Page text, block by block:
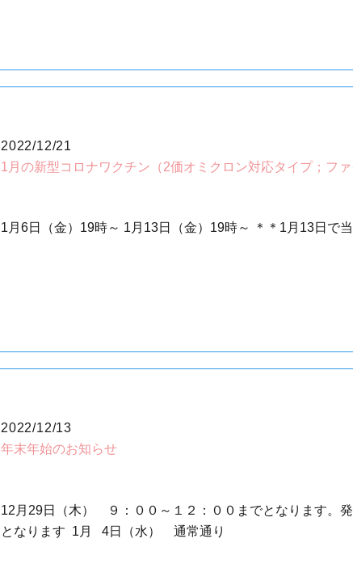
2022/12/21
1月の新型コロナワクチン（2価オミクロン対応タイプ；フ
1月6日（金）19時～ 1月13日（金）19時～ ＊＊1月13日で
2022/12/13
年末年始のお知らせ
12月29日（木） ９：００～１２：００までとなります。
となります 1月 4日（水） 通常通り